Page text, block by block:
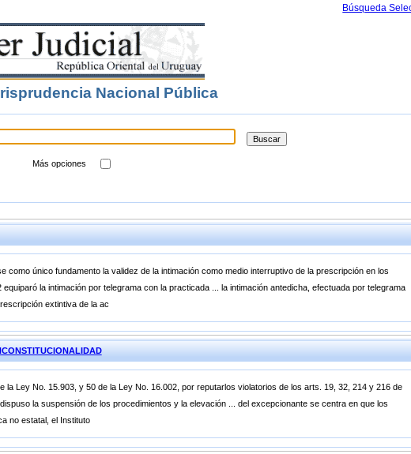
Búsqueda
Nacional Pública
Más opciones
único fundamento la validez de la intimación como medio interruptivo de la prescripción en los
la intimación por telegrama con la practicada ... la intimación antedicha, efectuada por telegrama
extintiva de la ac
la Ley No. 15.903, y 50 de la Ley No. 16.002, por reputarlos violatorios de los arts. 19, 32, 214 y 216 de
la suspensión de los procedimientos y la elevación ... del excepcionante se centra en que los
no estatal, el Instituto